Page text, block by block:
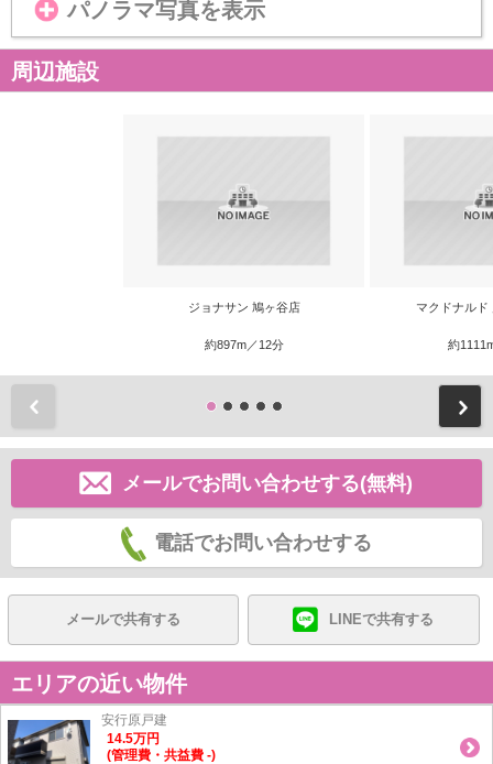
パノラマ写真を表示
周辺施設
ジョナサン 鳩ヶ谷店
約897m／12分
マクドナルド
約
メールでお問い合わせする(無料)
電話でお問い合わせする
メールで共有する LINEで共有する
エリアの近い物件
安行原戸建
14.5万円
(管理費・共益費 -)